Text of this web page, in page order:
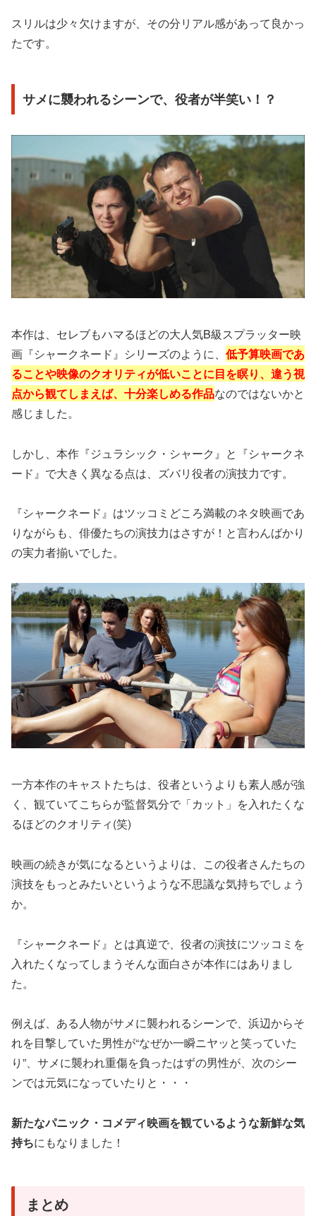
スリルは少々欠けますが、その分リアル感があって良かっ
たです。
サメに襲われるシーンで、役者が半笑い！？
本作は、セレブもハマるほどの大人気B級スプラッター映
画『シャークネード』シリーズのように、 低予算映画であ
ることや映像のクオリティが低いことに目を瞑り、違う視
点から観てしまえば、十分楽しめる作品なのではないかと
感じました。
しかし、本作『ジュラシック・シャーク』と『シャークネ
ード』で大きく異なる点は、ズバリ役者の演技力です。
『シャークネード』はツッコミどころ満載のネタ映画であ
りながらも、俳優たちの演技力はさすが！と言わんばかり
の実力者揃いでした。
一方本作のキャストたちは、役者というよりも素人感が強
く、観ていてこちらが監督気分で「カット」を入れたくな
るほどのクオリティ(笑)
映画の続きが気になるというよりは、この役者さんたちの
演技をもっとみたいというような不思議な気持ちでしょう
か。
『シャークネード』とは真逆で、役者の演技にツッコミを
入れたくなってしまうそんな面白さが本作にはありまし
た。
例えば、ある人物がサメに襲われるシーンで、浜辺からそ
れを目撃していた男性が“なぜか一瞬ニヤッと笑っていた
り”、サメに襲われ重傷を負ったはずの男性が、次のシー
ンでは元気になっていたりと・・・
新たなパニック・コメディ映画を観ているような新鮮な気
持ちにもなりました！
まとめ